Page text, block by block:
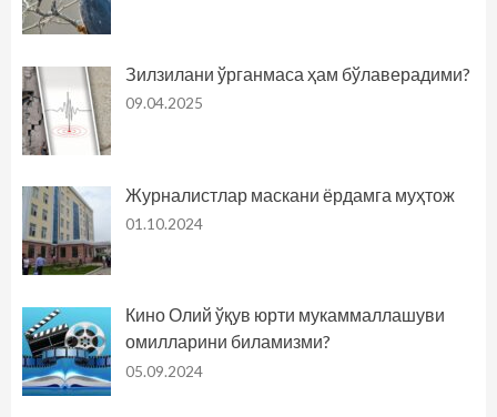
Зилзилани ўрганмаса ҳам бўлаверадими?
09.04.2025
Журналистлар маскани ёрдамга муҳтож
01.10.2024
Кино Олий ўқув юрти мукаммаллашуви
омилларини биламизми?
05.09.2024